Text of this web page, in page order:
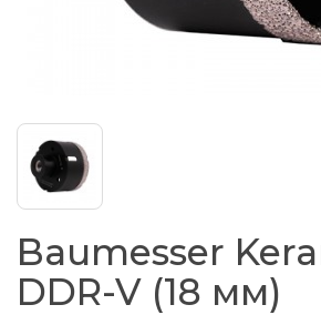
Baumesser
DDR-V (18 мм)